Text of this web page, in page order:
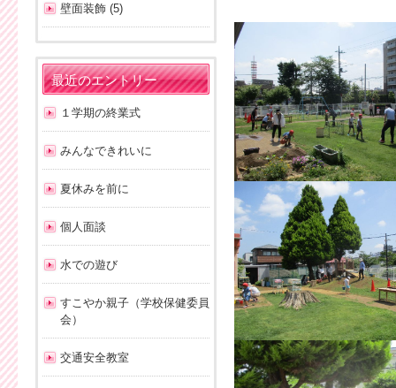
壁面装飾 (5)
最近のエントリー
１学期の終業式
みんなできれいに
夏休みを前に
個人面談
水での遊び
すこやか親子（学校保健委員
会）
交通安全教室